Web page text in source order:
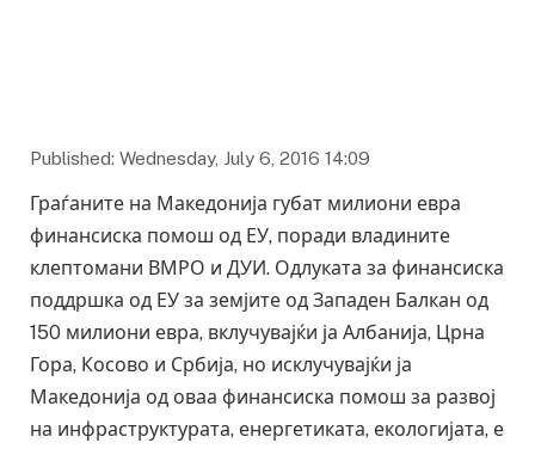
Published: Wednesday, July 6, 2016 14:09
Граѓаните на Македонија губат милиони евра
финансиска помош од ЕУ, поради владините
клептомани ВМРО и ДУИ. Одлуката за финансиска
поддршка од ЕУ за земјите од Западен Балкан од
150 милиони евра, вклучувајќи ја Албанија, Црна
Гора, Косово и Србија, но исклучувајќи ја
Македонија од оваа финансиска помош за развој
на инфраструктурата, енергетиката, екологијата, е